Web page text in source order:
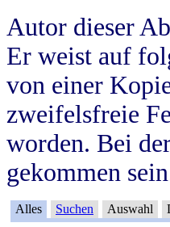
Autor dieser
Er weist auf
von einer
zweifelsfreie
worden. Bei
gekommen
Alles Suchen Auswahl